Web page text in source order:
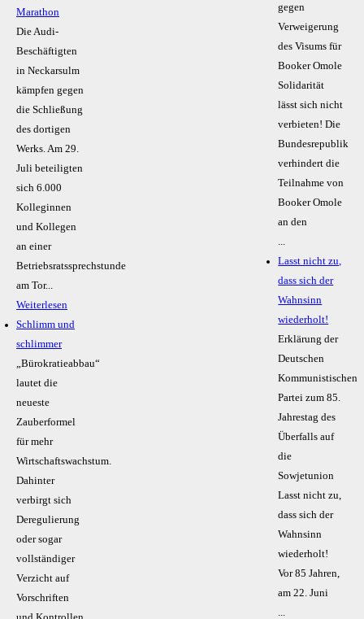
Marathon
Die Audi-
Beschäftigten
in Neckarsulm
kämpfen gegen
die Schließung
des dortigen
Werks. Am 29.
Juli beteiligten
sich 6.000
Kolleginnen
und Kollegen
an einer
Betriebsratssprechstunde
am Tor...
Weiterlesen
Schlimm und
schlimmer
„Bürokratieabbau“
lautet die
neueste
Zauberformel
für mehr
Wirtschaftswachstum.
Dahinter
verbirgt sich
Deregulierung
oder sogar
vollständiger
Verzicht auf
Vorschriften
gegen
Verweigerung
des Visums für
Booker Omole
Solidarität
lässt sich nicht
verbieten! Die
Bundesrepublik
verhindert die
Teilnahme von
Booker Omole
an den
Lasst nicht zu,
dass sich der
Wahnsinn
wiederholt!
Erklärung der
Deutschen
Kommunistischen
Partei zum 85.
Jahrestag des
Überfalls auf
die
Sowjetunion
Lasst nicht zu,
dass sich der
Wahnsinn
wiederholt!
Vor 85 Jahren,
am 22. Juni